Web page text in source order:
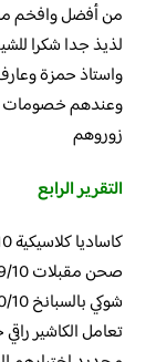
من أفضل وافخم
لذيذ جدا شكرا
واستاذ حمزة
زوروهم
التقرير الرابع
تعامل الكاشير